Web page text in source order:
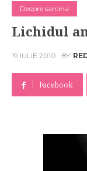
Despre sarcina
Lichidul
19 IULIE 2010 BY
Facebook